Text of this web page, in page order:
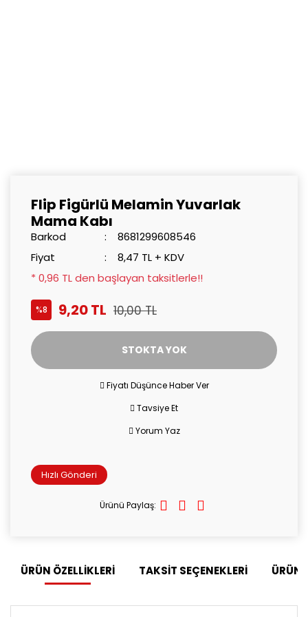
Flip Figürlü Melamin Yuvarlak
Mama Kabı
Barkod
8681299608546
Fiyat
8,47 TL + KDV
* 0,96 TL den başlayan taksitlerle!!
%8 9,20 TL 10,00 TL
STOKTA YOK
Fiyatı Düşünce Haber Ver
Tavsiye Et
Yorum Yaz
Hızlı Gönderi
Ürünü Paylaş:
ÜRÜN ÖZELLİKLERİ TAKSİT SEÇENEKLERİ ÜRÜN